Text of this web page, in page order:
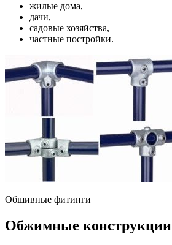
жилые дома,
дачи,
садовые хозяйства,
частные постройки.
Обшивные фитинги
Обжимные конструкции